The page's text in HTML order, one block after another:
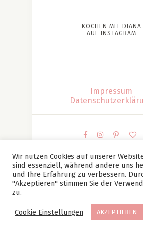
KOCHEN MIT DIANA
AUF INSTAGRAM
Impressum
© Kochen mit Diana | Diana Patesan
Texte sind mein Eigentum (falls nicht
Wir nutzen Cookies auf unserer
sind essenziell, während andere uns
und Ihre Erfahrung zu verbessern.
"Akzeptieren" stimmen Sie der
zu.
Cookie Einstellungen AKZEPTIEREN